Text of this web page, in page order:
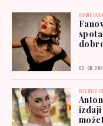
BURNE
03. 08.
INTERVJU
izdaji